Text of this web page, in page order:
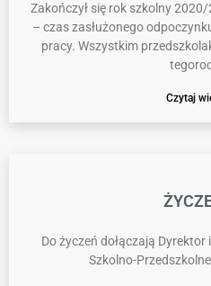
Zakończył się rok szkolny
– czas zasłużonego
pracy. Wszystkim
Czytaj
Do życzeń dołączają Dyrektor
Szkolno-